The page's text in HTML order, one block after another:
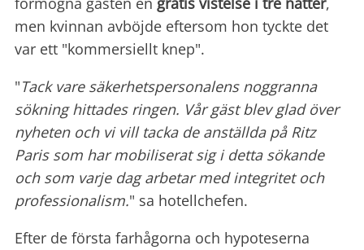
men kvinnan avböjde eftersom hon tyckte det
var ett "kommersiellt knep".
"Tack vare säkerhetspersonalens noggranna
sökning hittades ringen. Vår gäst blev glad över
nyheten och vi vill tacka de anställda på Ritz
Paris som har mobiliserat sig i detta sökande
och som varje dag arbetar med integritet och
professionalism." sa hotellchefen.
Efter de första farhågorna och hypoteserna